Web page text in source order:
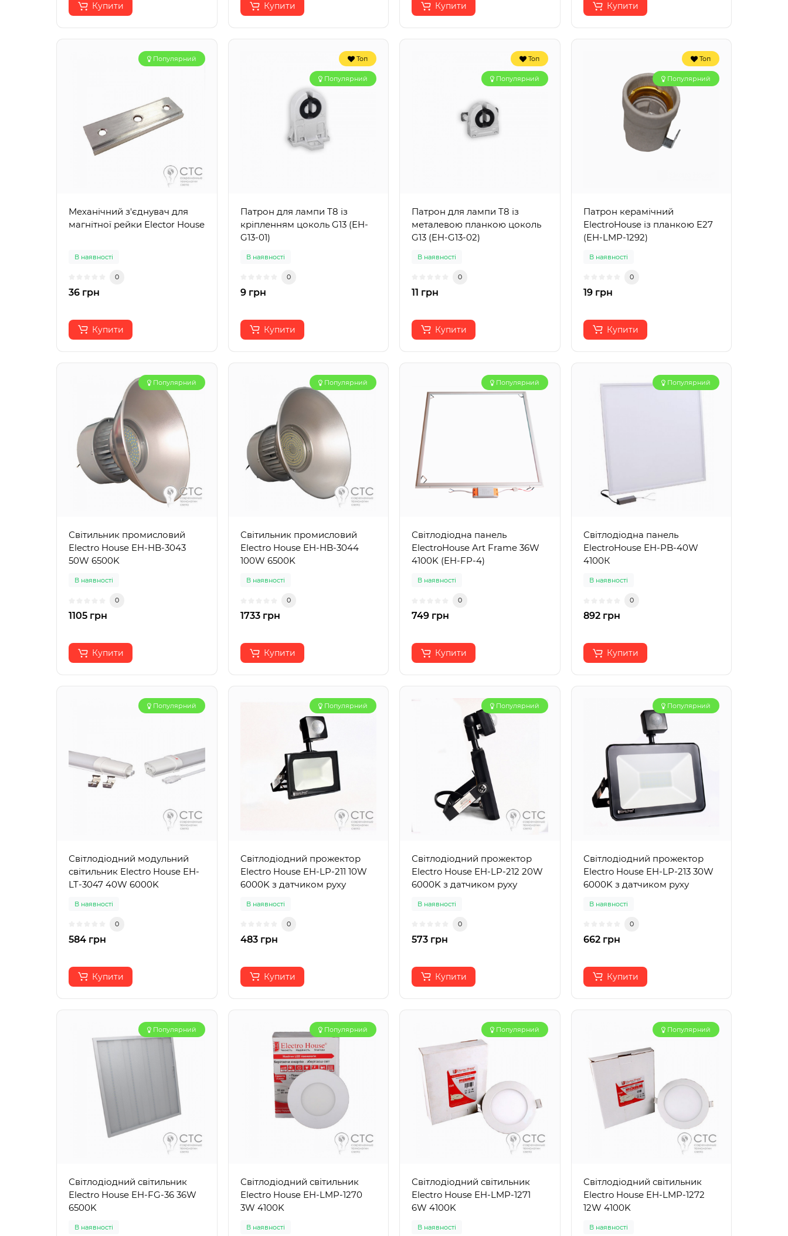
Купити Купити Купити Купити
Популярний
Механічний з'єднувач для
магнітної рейки Elector House
В наявності
0
36 грн
Купити
Топ
Популярний
Патрон для лампи T8 із
кріпленням цоколь G13 (EH-
G13-01)
В наявності
0
9 грн
Купити
Топ
Популярний
Патрон для лампи T8 із
металевою планкою цоколь
G13 (EH-G13-02)
В наявності
0
11 грн
Купити
Топ
Популярний
Патрон керамічний
ElectroHouse із планкою E27
(EH-LMP-1292)
В наявності
0
19 грн
Купити
Популярний
Світильник промисловий
Electro House EH-HB-3043
50W 6500K
В наявності
0
1105 грн
Купити
Популярний
Світильник промисловий
Electro House EH-HB-3044
100W 6500K
В наявності
0
1733 грн
Купити
Популярний
Світлодіодна панель
ElectroHouse Art Frame 36W
4100K (EH-FP-4)
В наявності
0
749 грн
Купити
Популярний
Світлодіодна панель
ElectroHouse EH-PB-40W
4100К
В наявності
0
892 грн
Купити
Популярний
Світлодіодний модульний
світильник Electro House EH-
LT-3047 40W 6000K
В наявності
0
584 грн
Купити
Популярний
Світлодіодний прожектор
Electro House EH-LP-211 10W
6000K з датчиком руху
В наявності
0
483 грн
Купити
Популярний
Світлодіодний прожектор
Electro House EH-LP-212 20W
6000K з датчиком руху
В наявності
0
573 грн
Купити
Популярний
Світлодіодний прожектор
Electro House EH-LP-213 30W
6000K з датчиком руху
В наявності
0
662 грн
Купити
Популярний
Світлодіодний світильник
Electro House EH-FG-36 36W
6500K
В наявності
Популярний
Світлодіодний світильник
Electro House EH-LMP-1270
3W 4100K
В наявності
Популярний
Світлодіодний світильник
Electro House EH-LMP-1271
6W 4100K
В наявності
Популярний
Світлодіодний світильник
Electro House EH-LMP-1272
12W 4100K
В наявності